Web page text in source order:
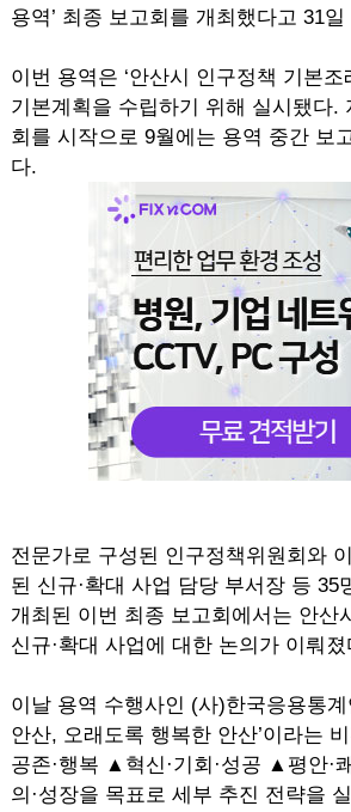
용역’ 최종 보고회를 개최했다고 31
이번 용역은 ‘안산시 인구정책 기본조
기본계획을 수립하기 위해 실시됐다.
회를 시작으로 9월에는 용역 중간 보
다.
전문가로 구성된 인구정책위원회와
된 신규·확대 사업 담당 부서장 등 35
개최된 이번 최종 보고회에서는 안산
신규·확대 사업에 대한 논의가 이뤄졌
이날 용역 수행사인 (사)한국응용통계
안산, 오래도록 행복한 안산’이라는
공존·행복 ▲혁신·기회·성공 ▲평안·
의·성장을 목표로 세부 추진 전략을